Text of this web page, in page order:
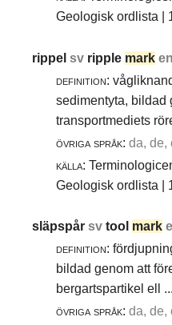
Geologisk ordlista |
rippelsv ripple mark en
definition:
sedimentyta, bildad
transportmediets
övriga språk: da, de,
källa:
Geologisk ordlista |
släpspårsvtool mark
definition:
bildad genom att
bergartspartikel ell
övriga språk: da, de,